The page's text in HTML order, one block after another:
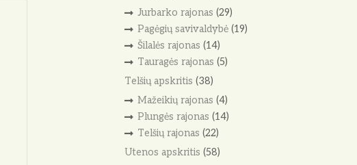
Jurbarko rajonas (29)
Pagėgių savivaldybė(19)
Šilalės rajonas (14)
Tauragės rajonas (5)
Telšių apskritis (38)
Mažeikių rajonas (4)
Plungės rajonas (14)
Telšių rajonas (22)
Utenos apskritis (58)